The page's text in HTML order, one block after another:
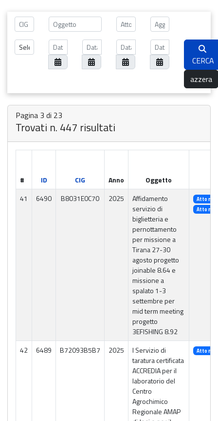
CERCA
azzera
Pagina 3 di 23
Trovati n. 447 risultati
# ID CIG Anno
Oggetto
41
6490 B8031E0C70 2025
Affidamento
servizio di
biglietteria e
pernottamento
per missione a
Tirana 27-30
agosto progetto
joinable 8.64 e
missione a
spalato 1-3
settembre per
mid term meeting
progetto
3EFISHING 8.92
Atto n.
Atto n.
42 6489 B72093B5B7 2025
l Servizio di
taratura certificata
ACCREDIA per il
laboratorio del
Centro
Agrochimico
Regionale AMAP
Atto n.